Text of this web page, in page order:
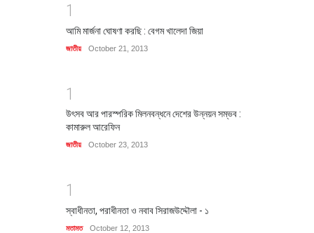
1
আমি মার্জনা ঘোষণা করছি : বেগম খালেদা জিয়া
জাতীয় October 21, 2013
1
উৎসব আর পারস্পরিক মিলনবন্ধনে দেশের উন্নয়ন সম্ভব :
কামারুল আরেফিন
জাতীয় October 23, 2013
1
স্বাধীনতা, পরাধীনতা ও নবাব সিরাজউদ্দৌলা - ১
মতামত October 12, 2013